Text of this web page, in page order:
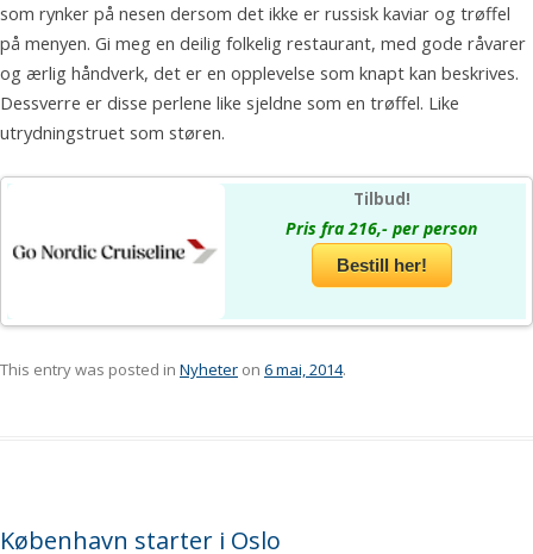
som rynker på nesen dersom det ikke er russisk kaviar og trøffel
på menyen. Gi meg en deilig folkelig restaurant, med gode råvarer
og ærlig håndverk, det er en opplevelse som knapt kan beskrives.
Dessverre er disse perlene like sjeldne som en trøffel. Like
utrydningstruet som støren.
Tilbud!
Pris fra 216,- per person
Bestill her!
This entry was posted in Nyheter on 6 mai, 2014.
København starter i Oslo